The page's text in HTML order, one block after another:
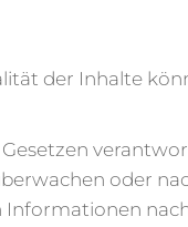
der Inhalte
oder